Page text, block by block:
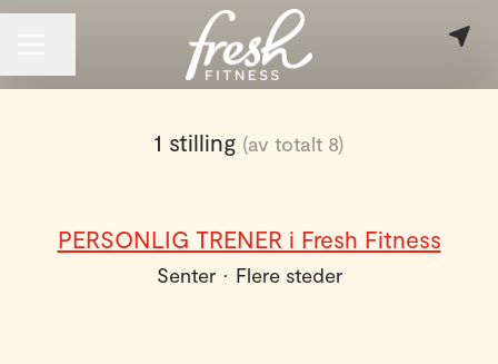
1 stilling (av totalt 8)
PERSONLIG TRENER i Fresh Fitness
Senter · Flere steder